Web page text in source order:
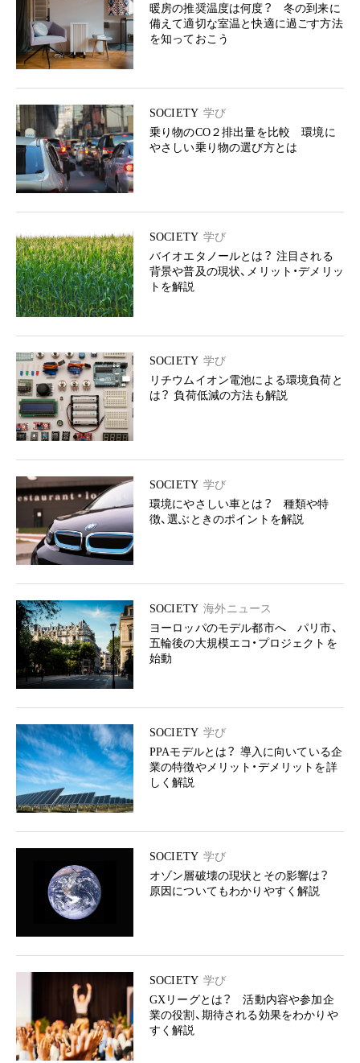
暖房の推奨温度は何度？ 冬の到来に
備えて適切な室温と快適に過ごす方法
を知っておこう
SOCIETY 学び
乗り物のCO２排出量を比較 環境に
やさしい乗り物の選び方とは
SOCIETY 学び
バイオエタノールとは？ 注目される
背景や普及の現状、メリット・デメリッ
トを解説
SOCIETY 学び
リチウムイオン電池による環境負荷と
は？ 負荷低減の方法も解説
SOCIETY 学び
環境にやさしい車とは？ 種類や特
徴、選ぶときのポイントを解説
SOCIETY 海外ニュース
ヨーロッパのモデル都市へ パリ市、
五輪後の大規模エコ・プロジェクトを
始動
SOCIETY 学び
PPAモデルとは？ 導入に向いている企
業の特徴やメリット・デメリットを詳
しく解説
SOCIETY 学び
オゾン層破壊の現状とその影響は？
原因についてもわかりやすく解説
SOCIETY 学び
GXリーグとは？ 活動内容や参加企
業の役割、期待される効果をわかりや
すく解説